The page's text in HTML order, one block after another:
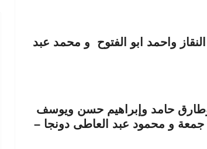
واحمد ابو الفتوح و محمد عبد
حامد وإبراهيم حسن ويوسف
جمعة و محمود عبد العاطى دونجا –